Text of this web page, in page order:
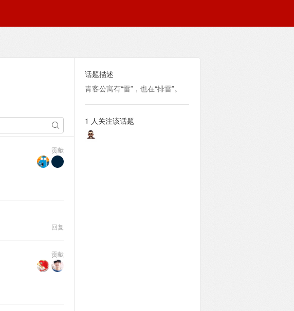
贡献
回复
贡献
话题描述
青客公寓有“雷”，也在“排雷”。
1 人关注该话题